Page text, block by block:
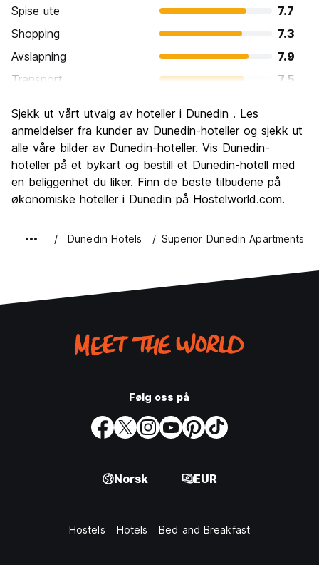
Spise ute
7.7
Shopping
7.3
Avslapning
7.9
Transport
7.5
Kultur
7.9
Feste
Verdi for pengene
7.6
Sjekk ut vårt utvalg av hoteller i Dunedin . Les
anmeldelser fra kunder av Dunedin-hoteller og sjekk ut
alle våre bilder av Dunedin-hoteller. Vis Dunedin-
hoteller på et bykart og bestill et Dunedin-hotell med
en beliggenhet du liker. Finn de beste tilbudene på
økonomiske hoteller i Dunedin på Hostelworld.com.
Dunedin Hotels Superior Dunedin Apartments
Følg oss på
Norsk EUR
Hostels Hotels Bed and Breakfast